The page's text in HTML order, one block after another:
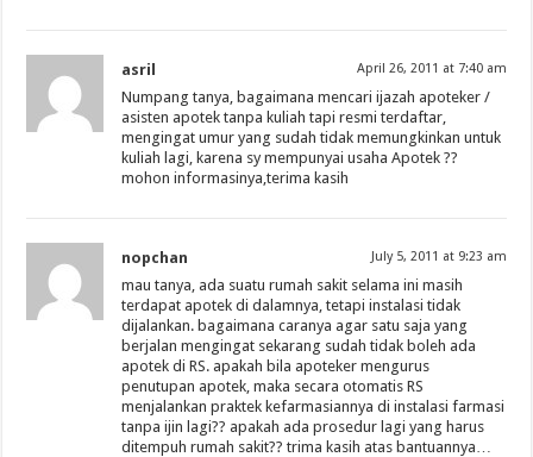
asril April 26, 2011 at 7:40 am
Numpang tanya, bagaimana mencari ijazah apoteker /
asisten apotek tanpa kuliah tapi resmi terdaftar,
mengingat umur yang sudah tidak memungkinkan untuk
kuliah lagi, karena sy mempunyai usaha Apotek ??
mohon informasinya,terima kasih
nopchan July 5, 2011 at 9:23 am
mau tanya, ada suatu rumah sakit selama ini masih
terdapat apotek di dalamnya, tetapi instalasi tidak
dijalankan. bagaimana caranya agar satu saja yang
berjalan mengingat sekarang sudah tidak boleh ada
apotek di RS. apakah bila apoteker mengurus
penutupan apotek, maka secara otomatis RS
menjalankan praktek kefarmasiannya di instalasi farmasi
tanpa ijin lagi?? apakah ada prosedur lagi yang harus
ditempuh rumah sakit?? trima kasih atas bantuannya…